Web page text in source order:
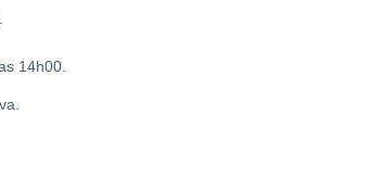
14h00.